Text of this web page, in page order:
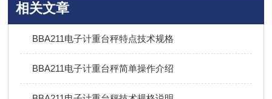
相关文章
BBA211电子计重台秤特点技术规格
BBA211电子计重台秤简单操作介绍